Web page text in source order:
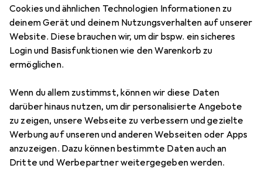
Cookies und ähnlichen Technologien Informationen zu
deinem Gerät und deinem Nutzungsverhalten auf unserer
Website. Diese brauchen wir, um dir bspw. ein sicheres
Login und Basisfunktionen wie den Warenkorb zu
ermöglichen.
Wenn du allem zustimmst, können wir diese Daten
darüber hinaus nutzen, um dir personalisierte Angebote
zu zeigen, unsere Webseite zu verbessern und gezielte
Werbung auf unseren und anderen Webseiten oder Apps
anzuzeigen. Dazu können bestimmte Daten auch an
Dritte und Werbepartner weitergegeben werden.
3 Bilder
MENGENRABATT
Walther Design Grado
20 x 30 cm
Preis in EUR inkl. MwSt.
EUR
10,47
Schneller lieferbar